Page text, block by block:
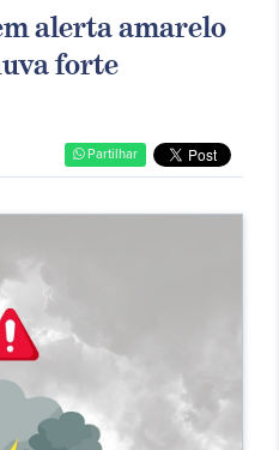
alerta amarelo
forte
Partilhar